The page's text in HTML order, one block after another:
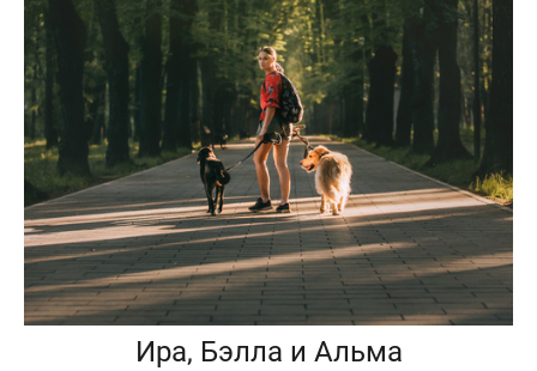
Ира, Бэлла и Альма